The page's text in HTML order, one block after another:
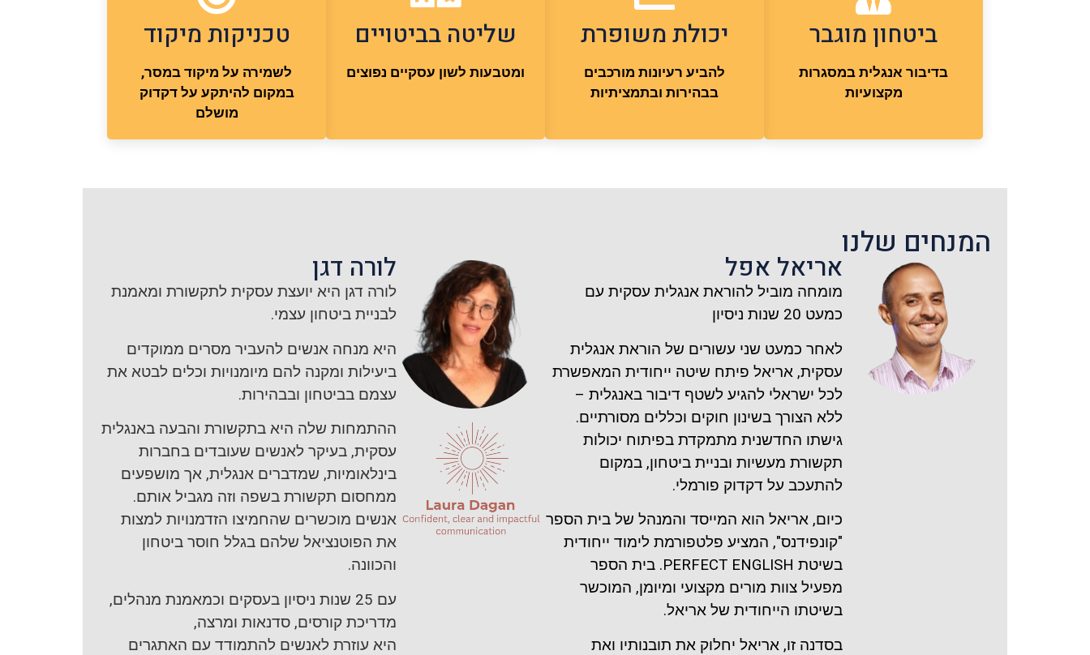
ביטחון מוגבר
בדיבור אנגלית במסגרות
מקצועיות
יכולת משופרת
להביע רעיונות מורכבים
בבהירות ובתמציתיות
שליטה בביטויים
ומטבעות לשון עסקיים נפוצים
טכניקות מיקוד
לשמירה על מיקוד במסר,
במקום להיתקע על דקדוק
מושלם
המנחים שלנו
אריאל אפל
מומחה מוביל להוראת אנגלית עסקית עם
כמעט 20 שנות ניסיון
לאחר כמעט שני עשורים של הוראת אנגלית
עסקית, אריאל פיתח שיטה ייחודית המאפשרת
לכל ישראלי להגיע לשטף דיבור באנגלית –
ללא הצורך בשינון חוקים וכללים מסורתיים.
גישתו החדשנית מתמקדת בפיתוח יכולות
תקשורת מעשיות ובניית ביטחון, במקום
להתעכב על דקדוק פורמלי.
כיום, אריאל הוא המייסד והמנהל של בית הספר
"קונפידנס", המציע פלטפורמת לימוד ייחודית
בשיטת PERFECT ENGLISH. בית הספר
מפעיל צוות מורים מקצועי ומיומן, המוכשר
בשיטתו הייחודית של אריאל.
בסדנה זו, אריאל יחלוק את תובנותיו ואת
לורה דגן
לורה דגן היא יועצת עסקית לתקשורת ומאמנת
לבניית ביטחון עצמי.
היא מנחה אנשים להעביר מסרים ממוקדים
ביעילות ומקנה להם מיומנויות וכלים לבטא את
עצמם בביטחון ובבהירות.
ההתמחות שלה היא בתקשורת והבעה באנגלית
עסקית, בעיקר לאנשים שעובדים בחברות
בינלאומיות, שמדברים אנגלית, אך מושפעים
ממחסום תקשורת בשפה וזה מגביל אותם.
אנשים מוכשרים שהחמיצו הזדמנויות למצות
את הפוטנציאל שלהם בגלל חוסר ביטחון
והכוונה.
עם 25 שנות ניסיון בעסקים וכמאמנת מנהלים,
מדריכת קורסים, סדנאות ומרצה,
היא עוזרת לאנשים להתמודד עם האתגרים